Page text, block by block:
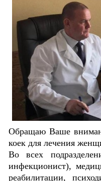
Обращаю Ваше
коек для лечения
Во всех
инфекционист),
реабилитации,